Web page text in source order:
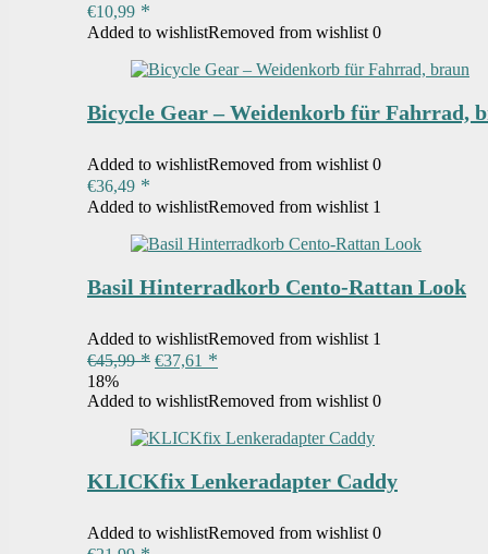
€10,99
Added to wishlistRemoved from wishlist 0
Bicycle Gear – Weidenkorb für Fahrrad,
Added to wishlistRemoved from wishlist 0
€36,49
Added to wishlistRemoved from wishlist 1
Basil Hinterradkorb Cento-Rattan Look
Added to wishlistRemoved from wishlist 1
€45,99
Ursprünglicher
war:
€37,61
ist:
18%
Added to wishlistRemoved from wishlist 0
KLICKfix Lenkeradapter Caddy
Added to wishlistRemoved from wishlist 0